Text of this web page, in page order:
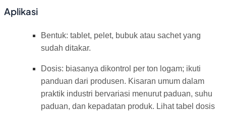
Aplikasi
Bentuk: tablet, pelet, bubuk atau sachet yang
sudah ditakar.
Dosis: biasanya dikontrol per ton logam; ikuti
panduan dari produsen. Kisaran umum dalam
praktik industri bervariasi menurut paduan, suhu
paduan, dan kepadatan produk. Lihat tabel dosis